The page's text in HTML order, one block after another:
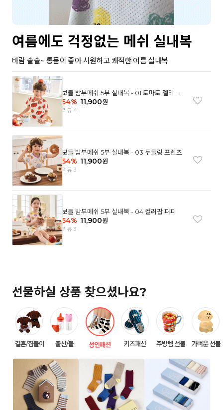
여름에도 걱정없는 메쉬 실내복
바람 솔솔~ 통품이 좋아 시원하고 쾌적한 여름 실내복
보들 밤부메쉬 5부 실내복 - 01 토마토 젤리 베
어
54% 11,900원
리뷰 4
보들 밤부메쉬 5부 실내복 - 03 두들링 프렌즈
54% 11,900원
리뷰 3
보들 밤부메쉬 5부 실내복 - 04 컬러팝 퍼피
54% 11,900원
리뷰 3
선물하실 상품 찾으셨나요?
결혼/집들이 출산/돌 성인패션 키즈패션 주방템 선물 가벼운 선물